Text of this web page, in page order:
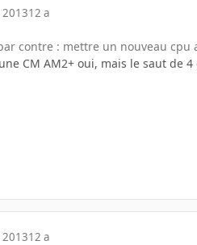
201312 a
contre : mettre un nouveau cpu
CM AM2+ oui, mais le saut de
201312 a